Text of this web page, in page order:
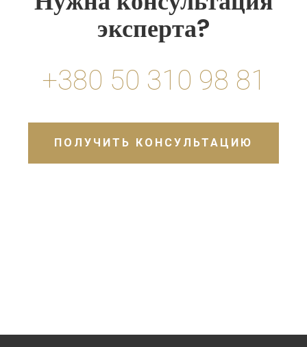
эксперта?
+380 50 310 98 81
ПОЛУЧИТЬ КОНСУЛЬТАЦИЮ